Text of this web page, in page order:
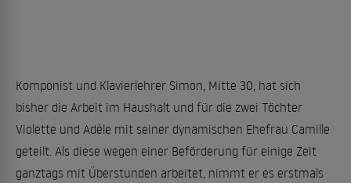
Komponist und Klavierlehrer Simon, Mitte 30, hat sich
bisher die Arbeit im Haushalt und für die zwei Töchter
Violette und Adèle mit seiner dynamischen Ehefrau Camille
geteilt. Als diese wegen einer Beförderung für einige Zeit
ganztags mit Überstunden arbeitet, nimmt er es erstmals